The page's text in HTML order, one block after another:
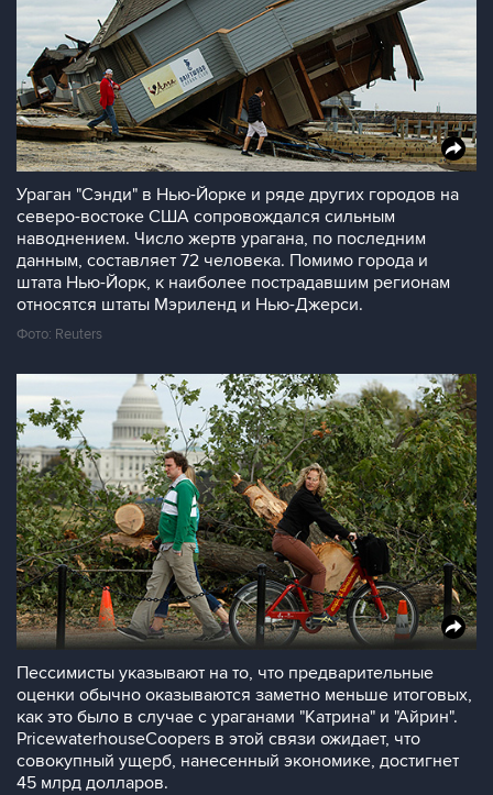
Ураган "Сэнди" в Нью-Йорке и ряде других городов на
северо-востоке США сопровождался сильным
наводнением. Число жертв урагана, по последним
данным, составляет 72 человека. Помимо города и
штата Нью-Йорк, к наиболее пострадавшим регионам
относятся штаты Мэриленд и Нью-Джерси.
Фото: Reuters
Пессимисты указывают на то, что предварительные
оценки обычно оказываются заметно меньше итоговых,
как это было в случае с ураганами "Катрина" и "Айрин".
PricewaterhouseCoopers в этой связи ожидает, что
совокупный ущерб, нанесенный экономике, достигнет
45 млрд долларов.